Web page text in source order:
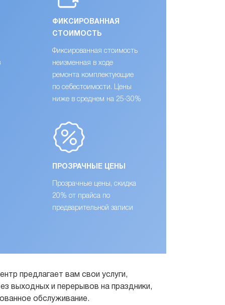
ФИКСИРОВАННАЯ
СТОИМОСТЬ
Фиксированная стоимость
неизменная в ходе
ремонта комплектующие
по себестоимости. Цены
ниже в среднем на 25-30%
ПРОЗРАЧНЫЕ ЦЕНЫ
Прозрачные цены, скидка
20% от прайса по
предварительной записи
предлагает вам свои услуги,
выходных и перерывов на праздники,
обслуживание.